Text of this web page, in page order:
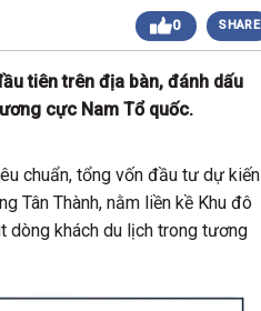
và Thương hiệu Việt Nam
Cup 22)
3 (Perfect Golf Couple
Lần 2 (Perfect Golf
0 SHARE
tiên trên địa bàn, đánh dấu
cực Nam Tổ quốc.
chuẩn, tổng vốn đầu tư dự kiến
Tân Thành, nằm liền kề Khu đô
dòng khách du lịch trong tương